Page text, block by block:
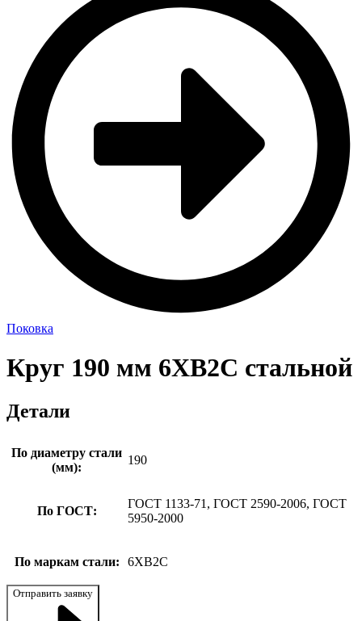
Поковка
Круг 190 мм 6ХВ2С стальной
Детали
По диаметру стали
(мм):
190
По ГОСТ:
ГОСТ 1133-71, ГОСТ 2590-2006, ГОСТ
5950-2000
По маркам стали: 6ХВ2С
Отправить заявку